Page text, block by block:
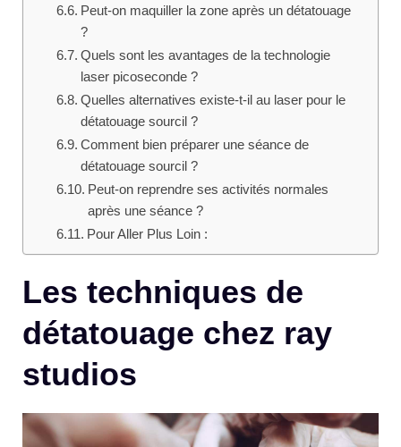
Peut-on maquiller la zone après un détatouage
?
Quels sont les avantages de la technologie
laser picoseconde ?
Quelles alternatives existe-t-il au laser pour le
détatouage sourcil ?
Comment bien préparer une séance de
détatouage sourcil ?
Peut-on reprendre ses activités normales
après une séance ?
Pour Aller Plus Loin :
Les techniques de
détatouage chez ray
studios